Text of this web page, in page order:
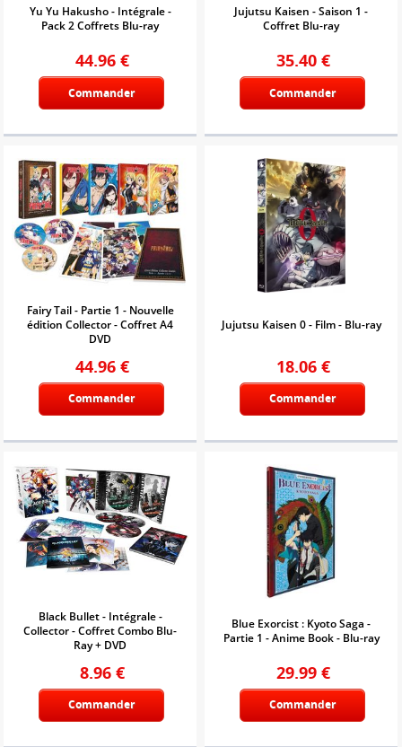
Yu Yu Hakusho - Intégrale -
Pack 2 Coffrets Blu-ray
44.96 €
Commander
Jujutsu Kaisen - Saison 1 -
Coffret Blu-ray
35.40 €
Commander
Fairy Tail - Partie 1 - Nouvelle
édition Collector - Coffret A4
DVD
44.96 €
Commander
Jujutsu Kaisen 0 - Film - Blu-ray
18.06 €
Commander
Black Bullet - Intégrale -
Collector - Coffret Combo Blu-
Ray + DVD
8.96 €
Commander
Blue Exorcist : Kyoto Saga -
Partie 1 - Anime Book - Blu-ray
29.99 €
Commander